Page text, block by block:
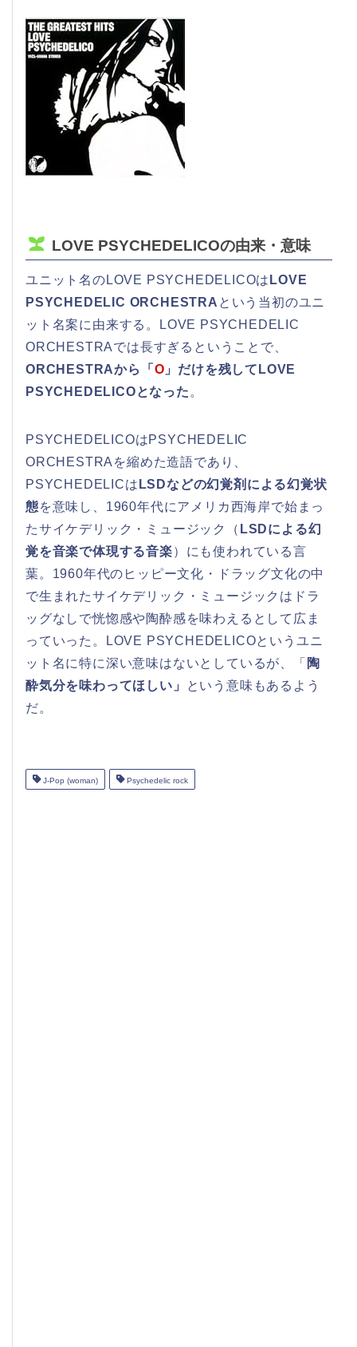
LOVE PSYCHEDELICOの由来・意味
ユニット名のLOVE PSYCHEDELICOは LOVE
PSYCHEDELIC ORCHESTRA という当初のユニ
ット名案に由来する。LOVE PSYCHEDELIC
ORCHESTRAでは長すぎるということで、
ORCHESTRAから「 O 」だけを残してLOVE
PSYCHEDELICOとなった 。
PSYCHEDELICOはPSYCHEDELIC
ORCHESTRAを縮めた造語であり、
PSYCHEDELICは LSDなどの幻覚剤による幻覚状
態を意味し、1960年代にアメリカ西海岸で始まっ
たサイケデリック・ミュージック（ LSDによる幻
覚を音楽で体現する音楽）にも使われている言
葉。1960年代のヒッピー文化・ドラッグ文化の中
で生まれたサイケデリック・ミュージックはドラ
ッグなしで恍惚感や陶酔感を味わえるとして広ま
っていった。LOVE PSYCHEDELICOというユニ
ット名に特に深い意味はないとしているが、「 陶
酔気分を味わってほしい」
という意味もあるよう
だ。
J-Pop (woman) Psychedelic rock